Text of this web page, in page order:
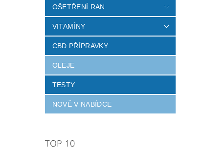
OŠETŘENÍ RAN
VITAMÍNY
CBD PŘÍPRAVKY
OLEJE
TESTY
NOVĚ V NABÍDCE
TOP 10